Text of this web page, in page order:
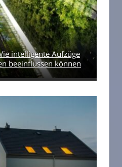
intelligente Aufzüge
beeinflussen können